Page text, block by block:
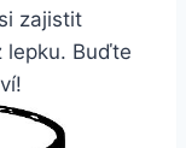
zajistit
lepku. Buďte